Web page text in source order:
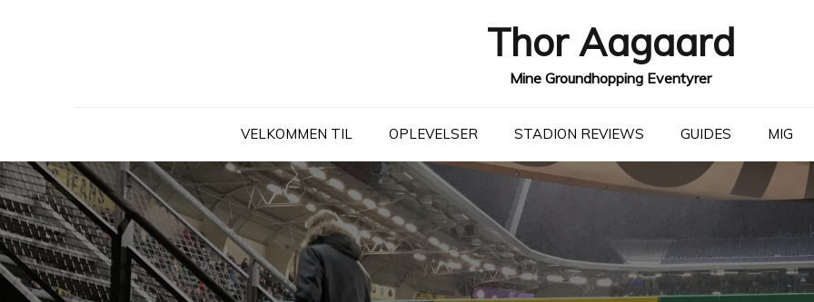
Thor Aagaard
Mine Groundhopping Eventyrer
VELKOMMEN TIL OPLEVELSER STADION REVIEWS GUIDES MIG